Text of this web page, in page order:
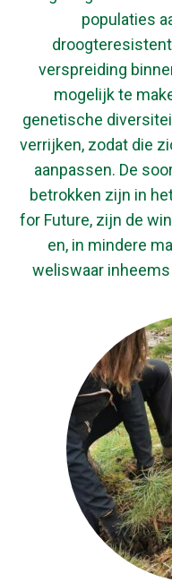
populaties
verspreiding
mogelijk te
genetische
verrijken, zodat die
aanpassen. De
betrokken zijn in
for Future, zijn de
en, in mindere
weliswaar